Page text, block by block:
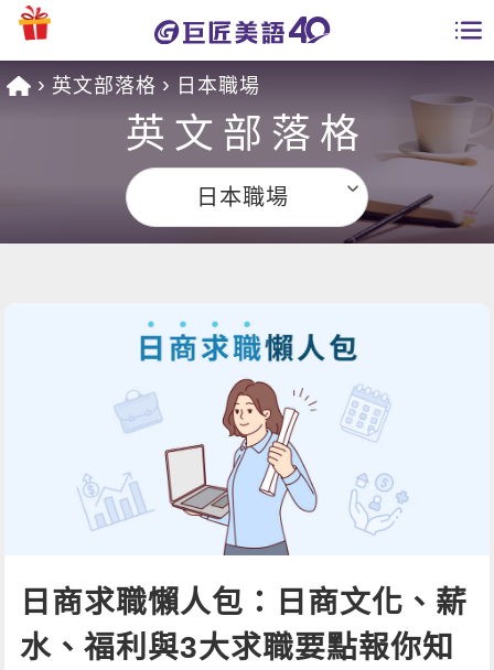
日語課程總表
英文檢定
TOEIC 多益課程
IELTS 雅思課程
TOEFL 托福課程
能力養成
自然發音
英文聽力養成
開口溜英文
特色課程
主題課程
英語俱樂部
線上真人
日語
更多
英文部落格
影音學英文
學習分享
學員故事
活動花絮
校園贊助
企業服務
學員專區
Recruiting
英文部落格 日本職場
英文部落格
日本職場
日商求職懶人包：日商文化、薪
水、福利與3大求職要點報你知